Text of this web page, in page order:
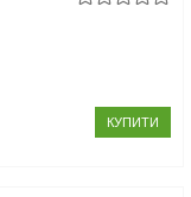
КУПИТИ